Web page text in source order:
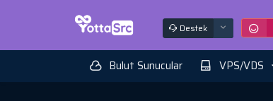
Destek
Bulut Sunucular VPS/VDS